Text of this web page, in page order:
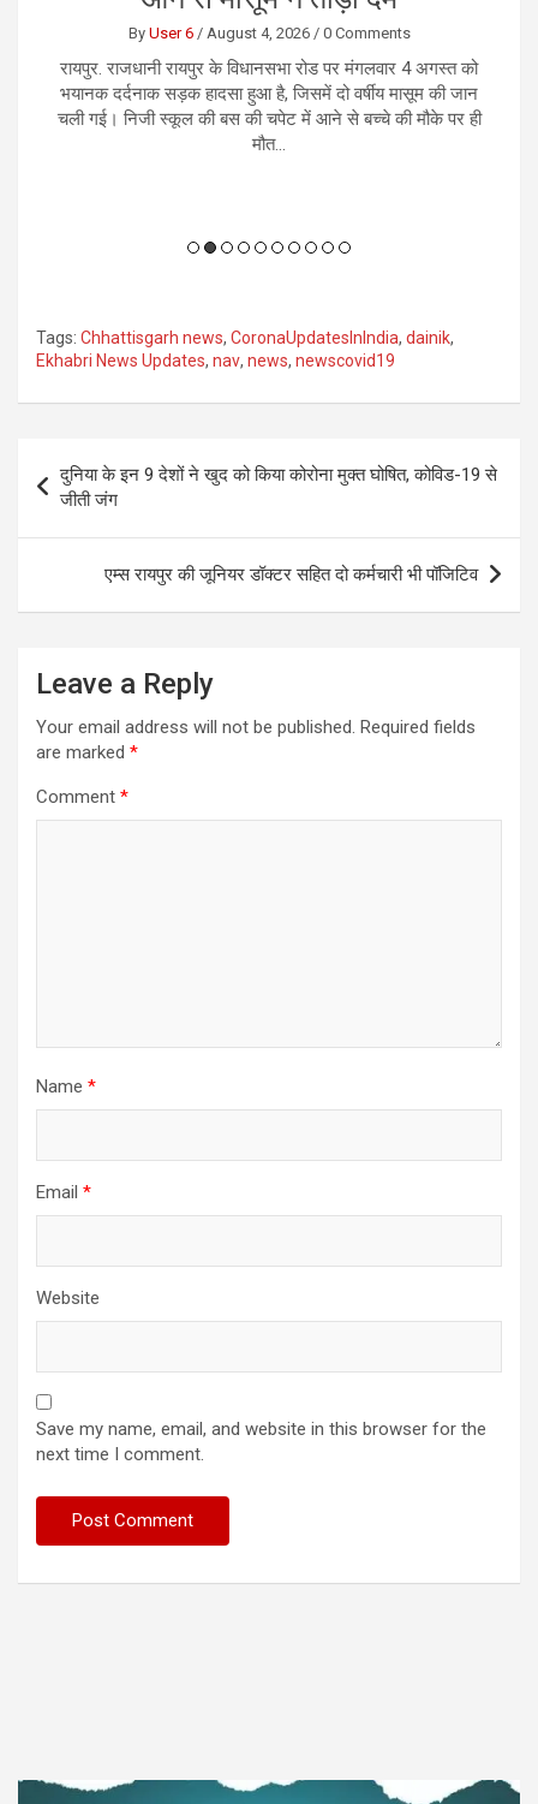
ByReporter 5 /August 5, 2026 /0 Comments
रायपुर। मुख्यमंत्री विष्णु देव साय की अध्यक्षता में मंत्रालय महानदी
भवन में आयोजित मंत्रिपरिषद की बैठक में राज्य के विकास, सुशासन,
डिजिटल अर्थव्यवस्था और औद्योगिक विस्तार से जुड़े कई महत्वपूर्ण
निर्णय लिए गए। इन फैसलों का उद्देश्य छत्तीसगढ़ को...
Tags: Chhattisgarh news, CoronaUpdatesInIndia, dainik,
Ekhabri News Updates, nav, news, newscovid19
Post
navigation
दुनिया के इन 9 देशों ने खुद को किया कोरोना मुक्त घोषित, कोविड-19 से
जीती जंग
एम्स रायपुर की जूनियर डॉक्टर सहित दो कर्मचारी भी पॉजिटिव
Leave a Reply
Your email address will not be published. Required fields
are marked *
Comment *
Name *
Email *
Website
Save my name, email, and website in this browser for the
next time I comment.